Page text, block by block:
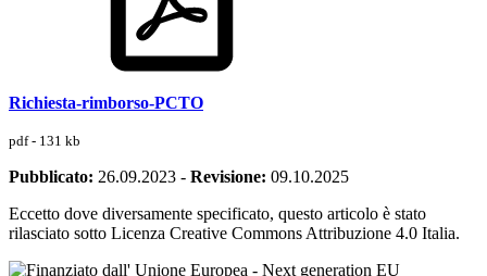
Richiesta-rimborso-PCTO
pdf - 131 kb
Pubblicato: 26.09.2023 - Revisione: 09.10.2025
Eccetto dove diversamente specificato, questo articolo è stato
rilasciato sotto Licenza Creative Commons Attribuzione 4.0 Italia.